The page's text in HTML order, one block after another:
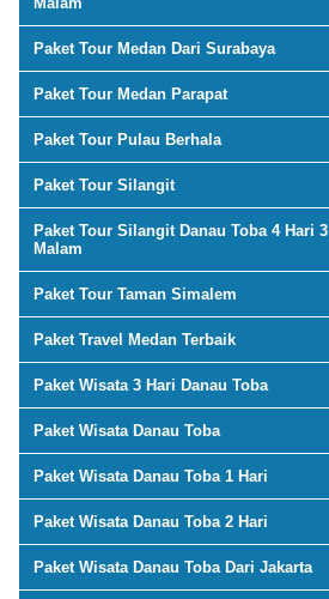
Paket Tour Medan Dari Surabaya
Paket Tour Medan Parapat
Paket Tour Pulau Berhala
Paket Tour Silangit
Paket Tour Silangit Danau Toba 4 Hari 3
Malam
Paket Tour Taman Simalem
Paket Travel Medan Terbaik
Paket Wisata 3 Hari Danau Toba
Paket Wisata Danau Toba
Paket Wisata Danau Toba 1 Hari
Paket Wisata Danau Toba 2 Hari
Paket Wisata Danau Toba Dari Jakarta